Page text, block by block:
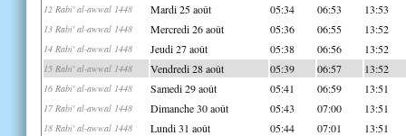
12 Rabi' al-awwal 1448 Mardi 25 août 05:34 06:53 13:53
13 Rabi' al-awwal 1448 Mercredi 26 août 05:36 06:55 13:52
14 Rabi' al-awwal 1448 Jeudi 27 août 05:38 06:56 13:52
15 Rabi' al-awwal 1448 Vendredi 28 août 05:39 06:57 13:52
16 Rabi' al-awwal 1448 Samedi 29 août 05:41 06:59 13:51
17 Rabi' al-awwal 1448 Dimanche 30 août 05:43 07:00 13:51
18 Rabi' al-awwal 1448 Lundi 31 août 05:44 07:01 13:51